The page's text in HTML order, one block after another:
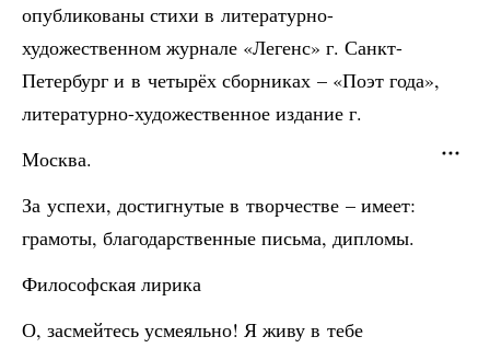
опубликованы стихи в литературно-
художественном журнале «Легенс» г. Санкт-
Петербург и в четырёх сборниках – «Поэт года»,
литературно-художественное издание г.
Москва.
За успехи, достигнутые в творчестве – имеет:
грамоты, благодарственные письма, дипломы.
Философская лирика
О, засмейтесь усмеяльно! Я живу в тебе